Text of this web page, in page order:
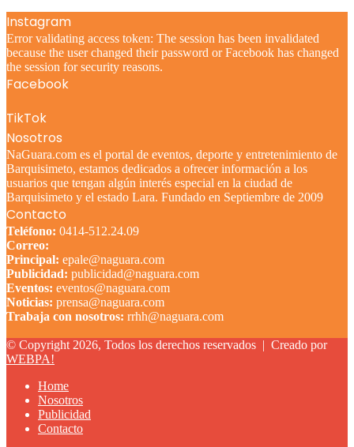
Instagram
Error validating access token: The session has been invalidated
because the user changed their password or Facebook has changed
the session for security reasons.
Facebook
TikTok
Nosotros
NaGuara.com es el portal de eventos, deporte y entretenimiento de
Barquisimeto, estamos dedicados a ofrecer información a los
usuarios que tengan algún interés especial en la ciudad de
Barquisimeto y el estado Lara. Fundado en Septiembre de 2009
Contacto
Teléfono: 0414-512.24.09
Correo:
Principal: epale@naguara.com
Publicidad: publicidad@naguara.com
Eventos: eventos@naguara.com
Noticias: prensa@naguara.com
Trabaja con nosotros: rrhh@naguara.com
© Copyright 2026, Todos los derechos reservados | Creado por
WEBPA!
Home
Nosotros
Publicidad
Contacto